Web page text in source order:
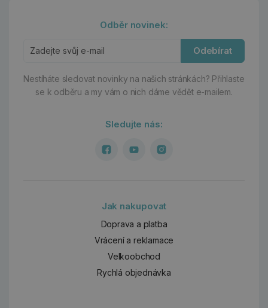
Odběr novinek:
Odebírat
Nestíháte sledovat novinky na našich stránkách? Přihlaste
se k odběru a my vám o nich dáme vědět e-mailem.
Sledujte nás:
Jak nakupovat
Doprava a platba
Vrácení a reklamace
Velkoobchod
Rychlá objednávka